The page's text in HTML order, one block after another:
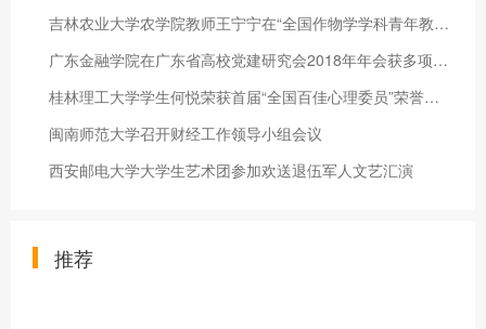
吉林农业大学农学院教师王宁宁在“全国作物学学科青年教师教学技
广东金融学院在广东省高校党建研究会2018年年会获多项表彰
桂林理工大学学生何悦荣获首届“全国百佳心理委员”荣誉称号
闽南师范大学召开财经工作领导小组会议
西安邮电大学大学生艺术团参加欢送退伍军人文艺汇演
推荐